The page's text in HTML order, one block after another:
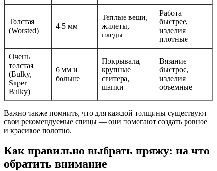
Толстая
(Worsted)
4-5 мм
Теплые вещи,
жилеты,
пледы
Работа
быстрее,
изделия
плотные
Очень
толстая
(Bulky,
Super
Bulky)
6 мм и
больше
Покрывала,
крупные
свитера,
шапки
Вязание
быстрое,
изделия
объемные
Важно также помнить, что для каждой толщины существуют
свои рекомендуемые спицы — они помогают создать ровное
и красивое полотно.
Как правильно выбрать пряжу: на что
обратить внимание